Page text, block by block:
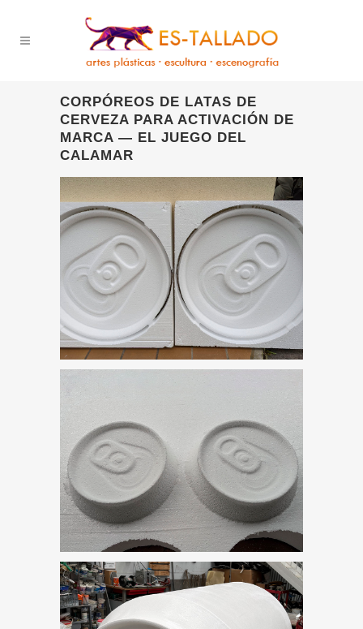
CORPÓREOS DE LATAS DE
CERVEZA PARA ACTIVACIÓN DE
MARCA — EL JUEGO DEL
CALAMAR